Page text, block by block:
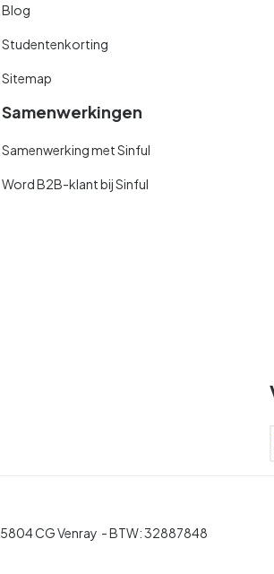
Blog
Studentenkorting
Sitemap
Samenwerkingen
Samenwerking met Sinful
Word B2B-klant bij Sinful
5804 CG Venray - BTW:32887848